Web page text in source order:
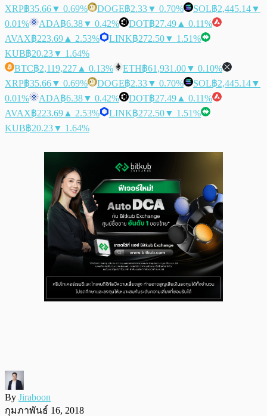
XRP฿35.66▼ 0.69% DOGE฿2.33▼ 0.70% SOL฿2,445.14▼
0.01%
ADA฿6.38▼ 0.42% DOT฿27.49 ▲ 0.11%
AVAX฿223.69 ▲ 2.53% LINK฿272.50▼ 1.51%
KUB฿20.23▼ 1.64%
BTC฿2,119,227 ▲ 0.13% ETH฿61,931.00▼ 0.10%
XRP฿35.66▼ 0.69% DOGE฿2.33▼ 0.70% SOL฿2,445.14▼
0.01%
ADA฿6.38▼ 0.42% DOT฿27.49 ▲ 0.11%
AVAX฿223.69 ▲ 2.53% LINK฿272.50▼ 1.51%
KUB฿20.23▼ 1.64%
By Jiraboon
กุมภาพันธ์ 16, 2018